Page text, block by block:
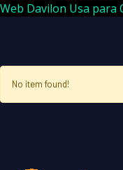
Web Davilon Usa para
No item found!